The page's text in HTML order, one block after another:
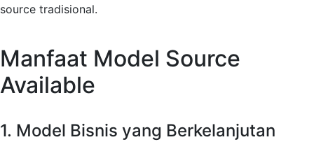
source tradisional.
Manfaat Model Source
Available
1. Model Bisnis yang Berkelanjutan